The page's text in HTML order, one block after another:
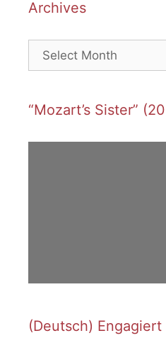
Archives
Archives
“Mozart’s Sister”
(Deutsch)